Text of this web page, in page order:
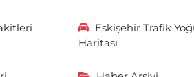
Eskişehir Trafik
Haritası